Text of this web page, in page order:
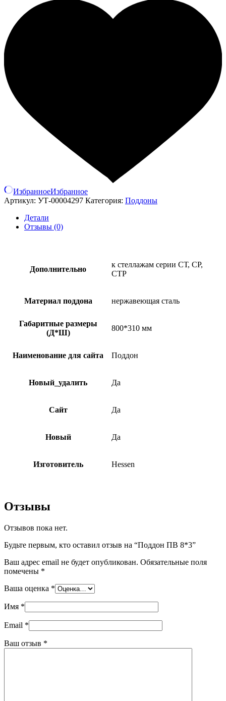
ИзбранноеИзбранное
Артикул: УТ-00004297 Категория: Поддоны
Детали
Отзывы (0)
Дополнительно
к стеллажам серии СТ, СР,
СТР
Материал поддона нержавеющая сталь
Габаритные размеры
(Д*Ш)
800*310 мм
Наименование для сайта Поддон
Новый_удалить Да
Сайт Да
Новый Да
Изготовитель Hessen
Отзывы
Отзывов пока нет.
Будьте первым, кто оставил отзыв на “Поддон ПВ 8*3”
Ваш адрес email не будет опубликован. Обязательные поля
помечены *
Ваша оценка *
Имя *
Email *
Ваш отзыв *